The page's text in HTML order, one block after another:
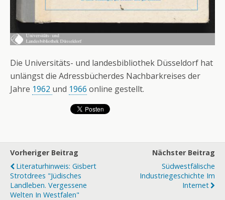
Die Universitäts- und landesbibliothek Düsseldorf hat
unlängst die Adressbücherdes Nachbarkreises der
Jahre 1962 und 1966 online gestellt.
Vorheriger Beitrag
Literaturhinweis: Gisbert
Strotdrees "Jüdisches
Landleben. Vergessene
Welten In Westfalen"
Nächster Beitrag
Südwestfälische
Industriegeschichte Im
Internet